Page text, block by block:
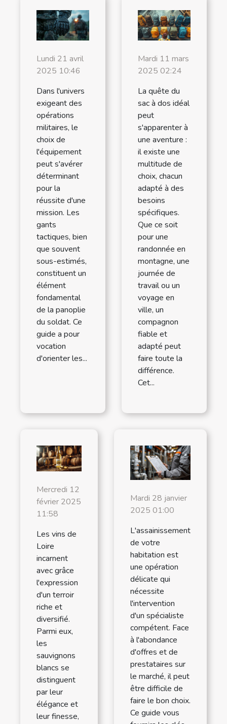
Lundi 21 avril
2025 10:46
Dans l'univers
exigeant des
opérations
militaires, le
choix de
l'équipement
peut s'avérer
déterminant
pour la
réussite d'une
mission. Les
gants
tactiques, bien
que souvent
sous-estimés,
constituent un
élément
fondamental
de la panoplie
du soldat. Ce
guide a pour
vocation
d'orienter les...
Mardi 11 mars
2025 02:24
La quête du
sac à dos idéal
peut
s'apparenter à
une aventure :
il existe une
multitude de
choix, chacun
adapté à des
besoins
spécifiques.
Que ce soit
pour une
randonnée en
montagne, une
journée de
travail ou un
voyage en
ville, un
compagnon
fiable et
adapté peut
faire toute la
différence.
Cet...
Mercredi 12
février 2025
11:58
Les vins de
Loire
incarnent
avec grâce
l'expression
d'un terroir
riche et
diversifié.
Parmi eux,
les
sauvignons
blancs se
distinguent
par leur
élégance et
leur finesse,
Mardi 28 janvier
2025 01:00
L'assainissement
de votre
habitation est
une opération
délicate qui
nécessite
l'intervention
d'un spécialiste
compétent. Face
à l'abondance
d'offres et de
prestataires sur
le marché, il peut
être difficile de
faire le bon choix.
Ce guide vous